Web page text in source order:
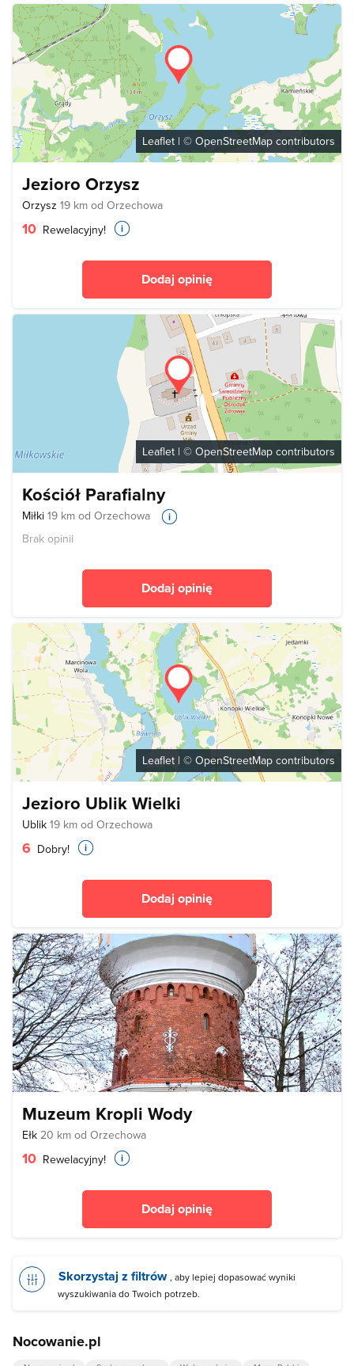
Leaflet | © OpenStreetMap contributors
Jezioro Orzysz
Orzysz 19 km od Orzechowa
10 Rewelacyjny!
Dodaj opinię
Leaflet | © OpenStreetMap contributors
Kościół Parafialny
Miłki 19 km od Orzechowa
Brak opinii
Dodaj opinię
Leaflet | © OpenStreetMap contributors
Jezioro Ublik Wielki
Ublik 19 km od Orzechowa
6 Dobry!
Dodaj opinię
Muzeum Kropli Wody
Ełk 20 km od Orzechowa
10 Rewelacyjny!
Dodaj opinię
Skorzystaj z filtrów , aby lepiej dopasować wyniki
wyszukiwania do Twoich potrzeb.
Nocowanie.pl